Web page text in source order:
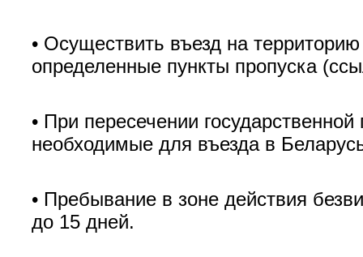
• Осуществить въезд на
определенные пункты пропуска
• При пересечении
необходимые для въезда в
• Пребывание в зоне действия
до 15 дней.